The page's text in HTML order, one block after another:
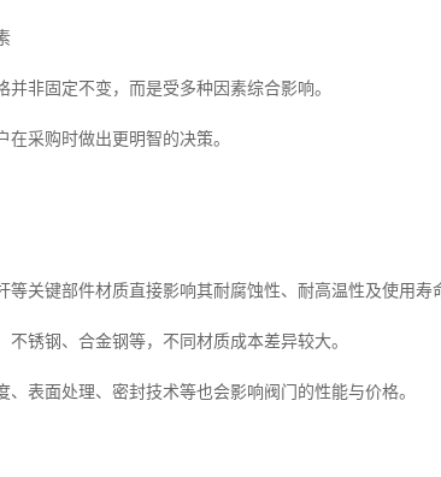
非固定不变，而是受多种因素综合影响。
在采购时做出更明智的决策。
等关键部件材质直接影响其耐腐蚀性、耐高温性及使用寿
不锈钢、合金钢等，不同材质成本差异较大。
、表面处理、密封技术等也会影响阀门的性能与价格。